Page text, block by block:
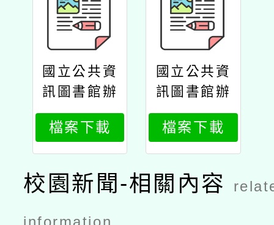
國立公共資
訊圖書館辦
理114年
「從紙本閱
讀到數位閱
讀的教室實
施方案工作
坊」
檔案下載
國立公共資
訊圖書館辦
理114年
「從紙本閱
讀到數位閱
讀的教室實
施方案工作
檔案下載
校園新聞-相關內容